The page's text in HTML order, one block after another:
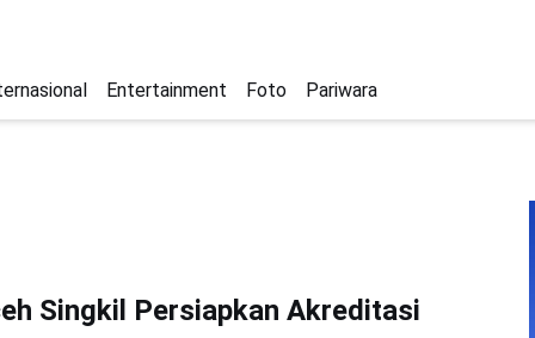
Entertainment Foto Pariwara
Singkil Persiapkan Akreditasi